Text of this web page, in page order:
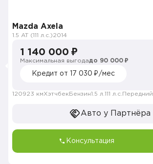
Mazda Axela
1.5 AT (111 л.с.)2014
1 140 000 ₽
Максимальная выгодадо 90 000 ₽
Кредит от 17 030 ₽/мес
120923 кмХэтчбек Бензин1.5 л. 111 л.с. Передний
Авто у Партнёра
Консультация